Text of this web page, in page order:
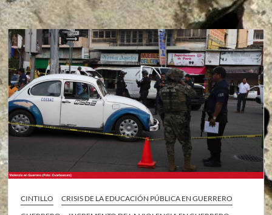
CINTILLO
CRISIS DE LA EDUCACIÓN PÚBLICA EN GUERRERO